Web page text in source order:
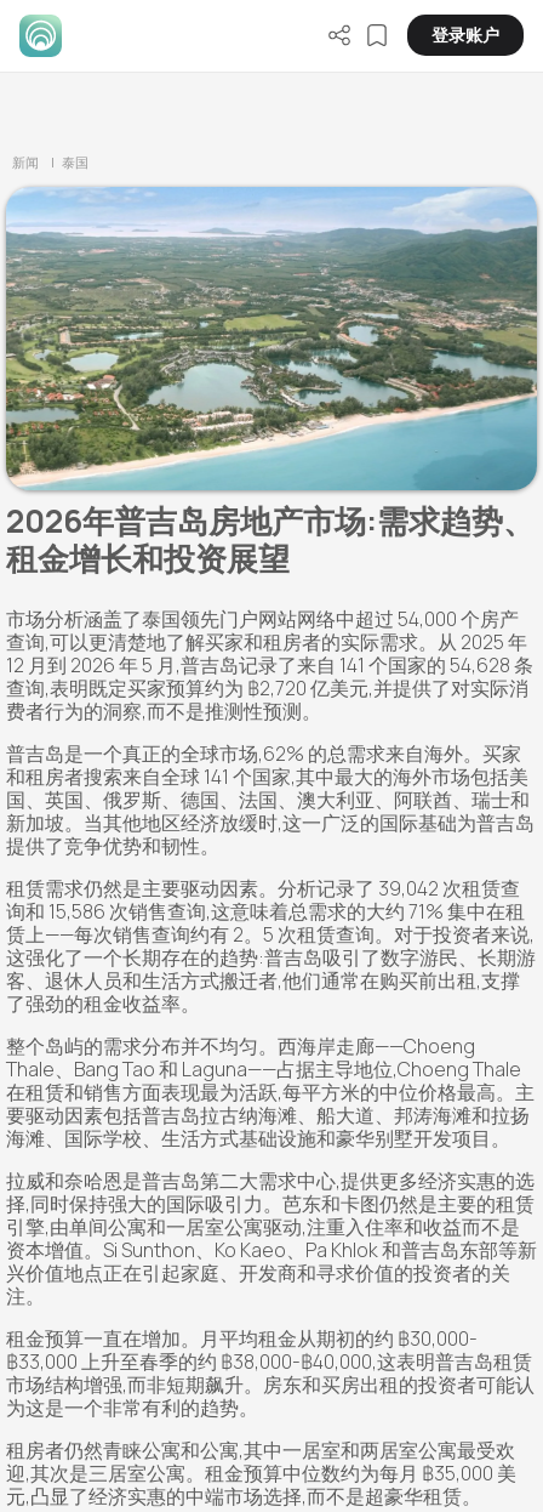
登录账户
新闻 | 泰国
2026年普吉岛房地产市场:需求趋势、
租金增长和投资展望
市场分析涵盖了泰国领先门户网站网络中超过 54,000 个房产
查询,可以更清楚地了解买家和租房者的实际需求。从 2025 年
12 月到 2026 年 5 月,普吉岛记录了来自 141 个国家的 54,628 条
查询,表明既定买家预算约为 ฿2,720 亿美元,并提供了对实际消
费者行为的洞察,而不是推测性预测。
普吉岛是一个真正的全球市场,62% 的总需求来自海外。买家
和租房者搜索来自全球 141 个国家,其中最大的海外市场包括美
国、英国、俄罗斯、德国、法国、澳大利亚、阿联酋、瑞士和
新加坡。当其他地区经济放缓时,这一广泛的国际基础为普吉岛
提供了竞争优势和韧性。
租赁需求仍然是主要驱动因素。分析记录了 39,042 次租赁查
询和 15,586 次销售查询,这意味着总需求的大约 71% 集中在租
赁上——每次销售查询约有 2。5 次租赁查询。对于投资者来说,
这强化了一个长期存在的趋势:普吉岛吸引了数字游民、长期游
客、退休人员和生活方式搬迁者,他们通常在购买前出租,支撑
了强劲的租金收益率。
整个岛屿的需求分布并不均匀。西海岸走廊——Choeng
Thale、Bang Tao 和 Laguna——占据主导地位,Choeng Thale
在租赁和销售方面表现最为活跃,每平方米的中位价格最高。主
要驱动因素包括普吉岛拉古纳海滩、船大道、邦涛海滩和拉扬
海滩、国际学校、生活方式基础设施和豪华别墅开发项目。
拉威和奈哈恩是普吉岛第二大需求中心,提供更多经济实惠的选
择,同时保持强大的国际吸引力。芭东和卡图仍然是主要的租赁
引擎,由单间公寓和一居室公寓驱动,注重入住率和收益而不是
资本增值。Si Sunthon、Ko Kaeo、Pa Khlok 和普吉岛东部等新
兴价值地点正在引起家庭、开发商和寻求价值的投资者的关
注。
租金预算一直在增加。月平均租金从期初的约 ฿30,000-
฿33,000 上升至春季的约 ฿38,000-฿40,000,这表明普吉岛租赁
市场结构增强,而非短期飙升。房东和买房出租的投资者可能认
为这是一个非常有利的趋势。
租房者仍然青睐公寓和公寓,其中一居室和两居室公寓最受欢
迎,其次是三居室公寓。租金预算中位数约为每月 ฿35,000 美
元,凸显了经济实惠的中端市场选择,而不是超豪华租赁。